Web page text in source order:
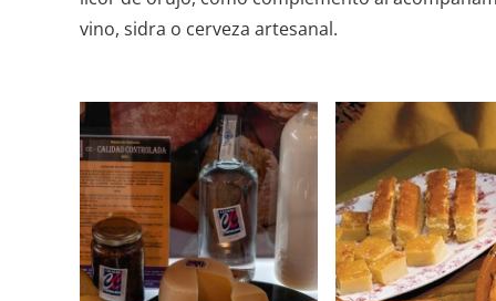
vino, sidra o cerveza artesanal.